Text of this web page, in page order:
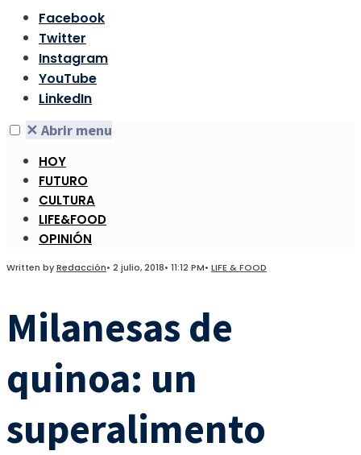
Facebook
Twitter
Instagram
YouTube
LinkedIn
✕ Abrir menu
HOY
FUTURO
CULTURA
LIFE&FOOD
OPINIÓN
Written byRedacción• 2 julio, 2018• 11:12 PM• LIFE & FOOD
Milanesas de
quinoa: un
superalimento